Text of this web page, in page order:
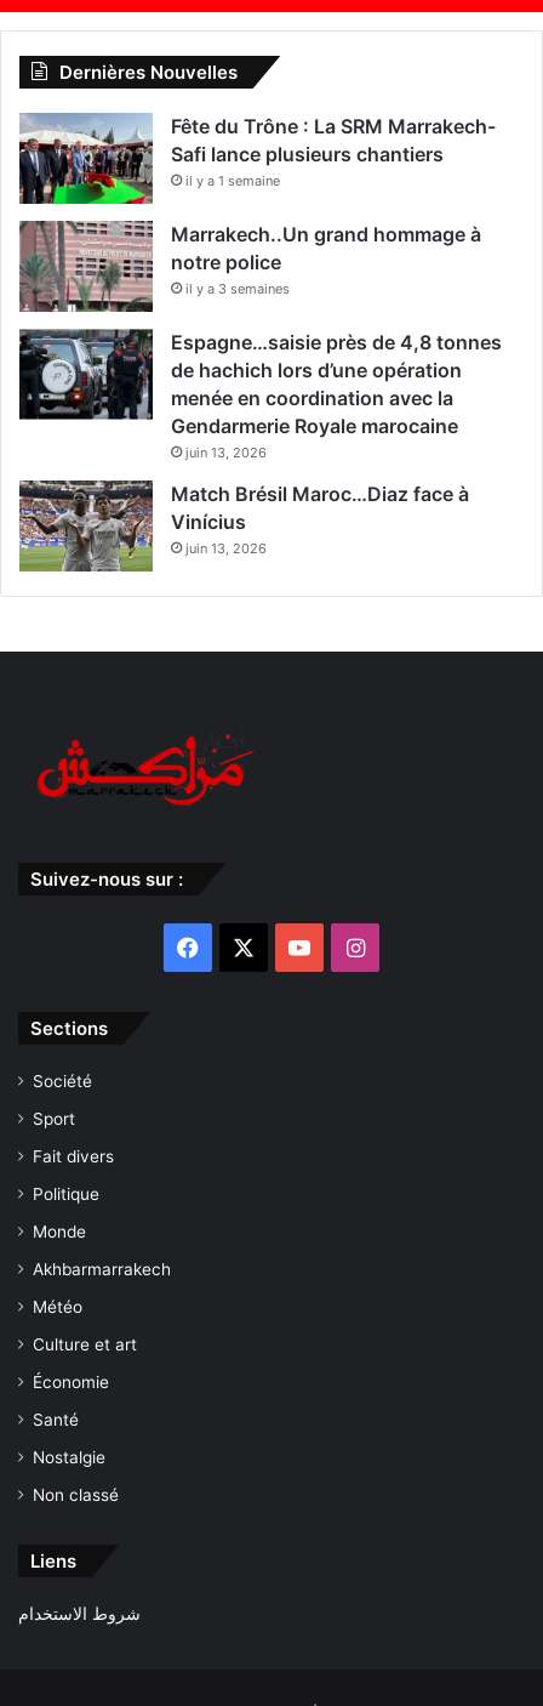
Dernières Nouvelles
Fête du Trône : La SRM Marrakech-
Safi lance plusieurs chantiers
il y a 1 semaine
Marrakech..Un grand hommage à
notre police
il y a 3 semaines
Espagne…saisie près de 4,8 tonnes
de hachich lors d’une opération
menée en coordination avec la
Gendarmerie Royale marocaine
juin 13, 2026
Match Brésil Maroc…Diaz face à
Vinícius
juin 13, 2026
Suivez-nous sur :
Facebook YouTubeInstagram
Sections
Société
Sport
Fait divers
Politique
Monde
Akhbarmarrakech
Météo
Culture et art
Économie
Santé
Nostalgie
Non classé
Liens
شروط الاستخدام